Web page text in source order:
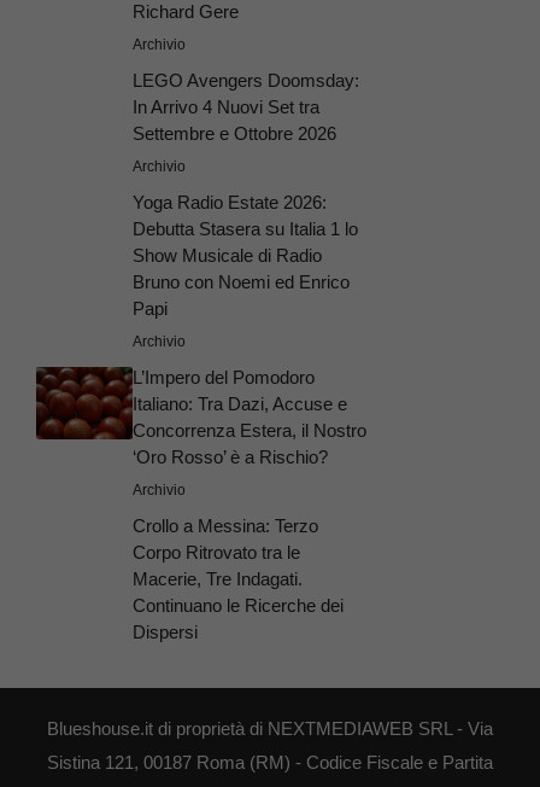
Richard Gere
Archivio
LEGO Avengers Doomsday:
In Arrivo 4 Nuovi Set tra
Settembre e Ottobre 2026
Archivio
Yoga Radio Estate 2026:
Debutta Stasera su Italia 1 lo
Show Musicale di Radio
Bruno con Noemi ed Enrico
Papi
Archivio
L’Impero del Pomodoro
Italiano: Tra Dazi, Accuse e
Concorrenza Estera, il Nostro
‘Oro Rosso’ è a Rischio?
Archivio
Crollo a Messina: Terzo
Corpo Ritrovato tra le
Macerie, Tre Indagati.
Continuano le Ricerche dei
Dispersi
Blueshouse.it di proprietà di NEXTMEDIAWEB SRL - Via
Sistina 121, 00187 Roma (RM) - Codice Fiscale e Partita